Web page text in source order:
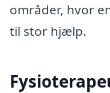
områder, hvor
til stor hjælp.